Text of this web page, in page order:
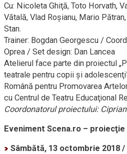
Cu: Nicoleta Ghiţă, Toto Horvath,
Vătală, Vlad Roşianu, Mario
Stan.
Trainer: Bogdan Georgescu /
Oprea / Set design: Dan Lancea
Atelierul face parte din proiectul
teatrale pentru copii şi
Română pentru Promovarea
cu Centrul de Teatru Educaţional
Coordonatorul proiectului:
Eveniment Scena.ro –
Sâmbătă, 13 octombrie 2018 /